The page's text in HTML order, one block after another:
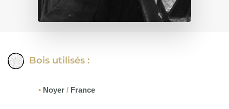
Bois utilisés :
• Noyer / France